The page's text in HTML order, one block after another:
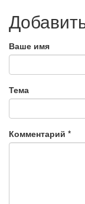
Ваше имя
Тема
Комментарий *